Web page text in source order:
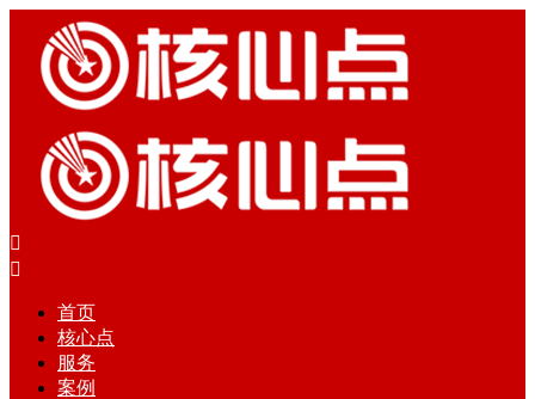


首页
核心点
服务
案例